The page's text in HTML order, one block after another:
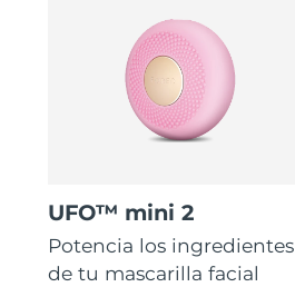
UFO™ mini 2
Potencia los ingredientes
de tu mascarilla facial